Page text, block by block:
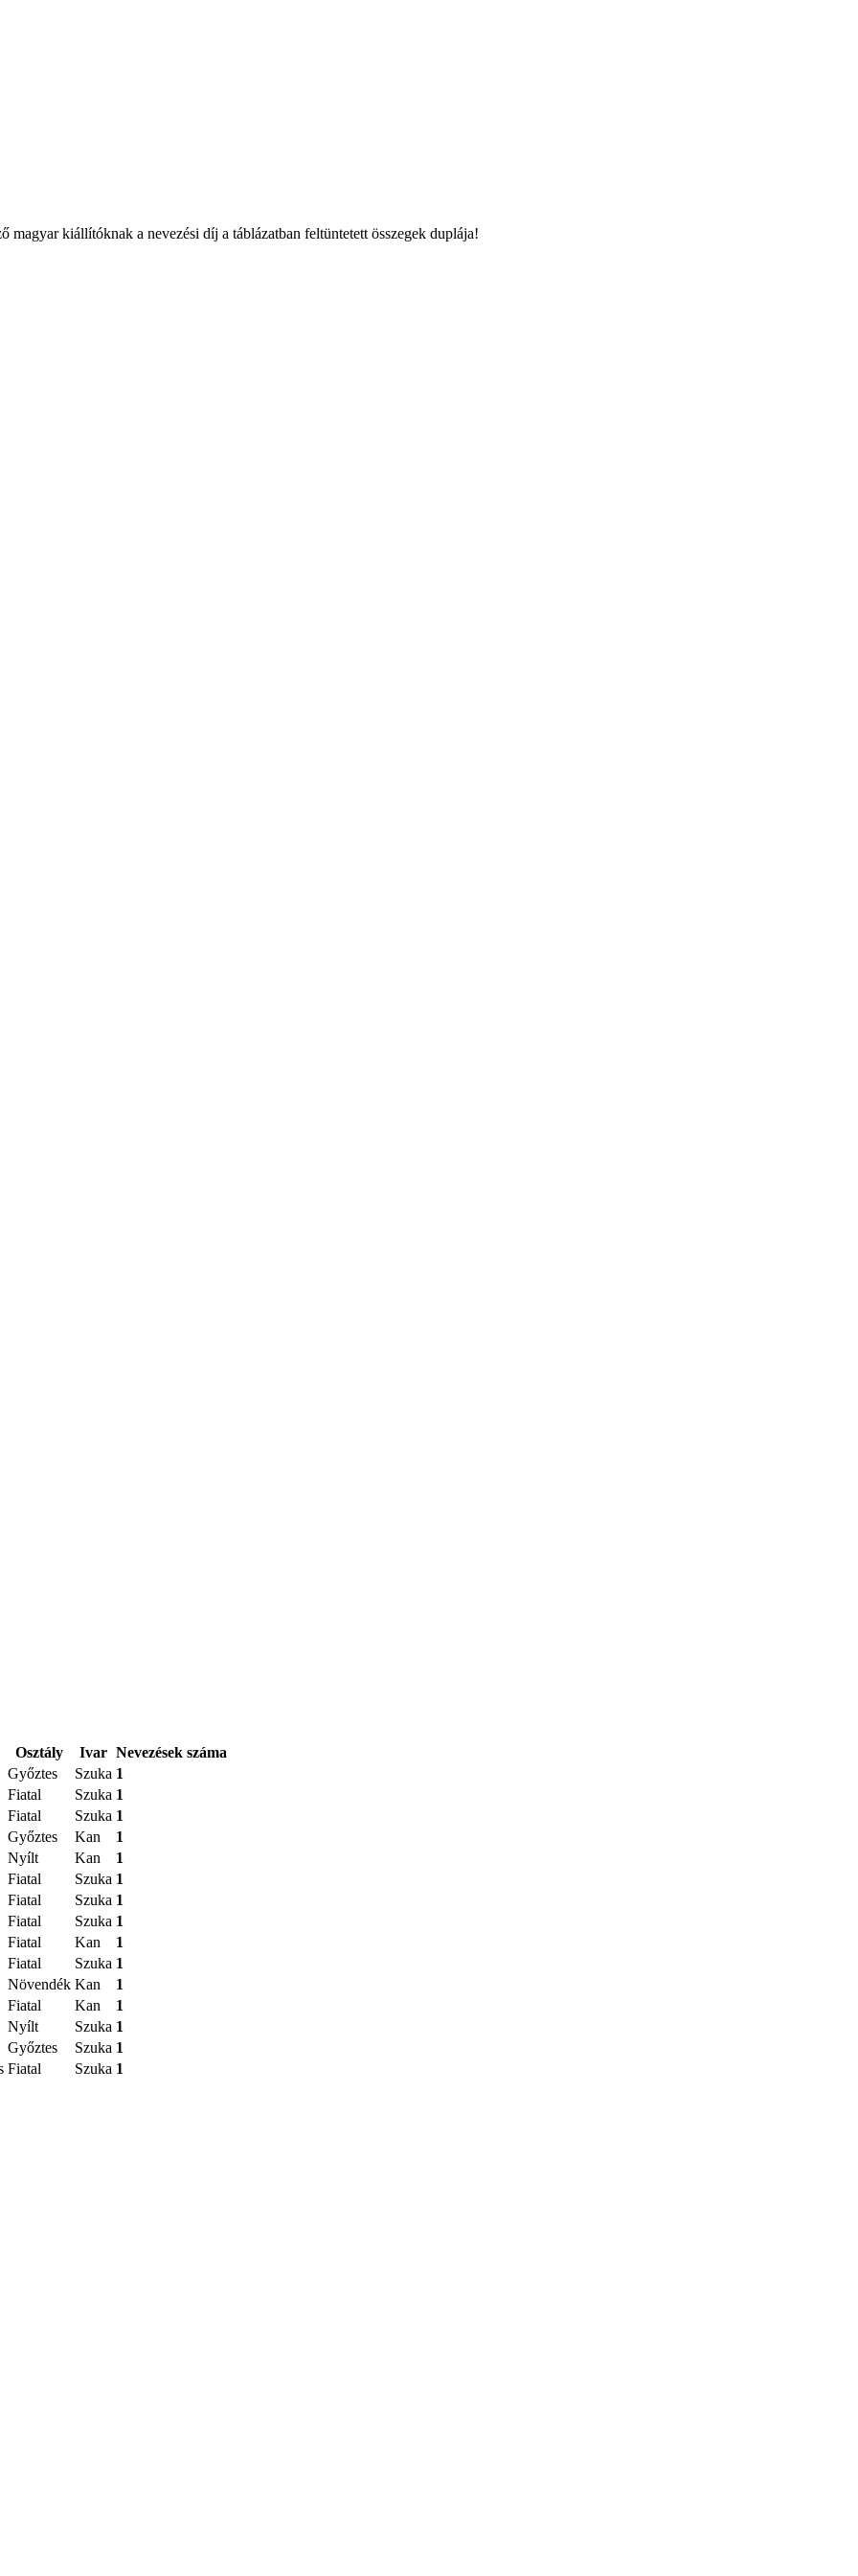
kiállítóknak a nevezési díj a táblázatban feltüntetett összegek duplája!
Osztály Ivar Nevezések száma
Győztes
Szuka 1
Fiatal
Szuka 1
Fiatal
Szuka 1
Győztes
Kan
1
Nyílt
Kan
1
Fiatal
Szuka 1
Fiatal
Szuka 1
Fiatal
Szuka 1
Fiatal
Kan
1
Fiatal
Szuka 1
Növendék Kan
1
Fiatal
Kan
1
Nyílt
Szuka 1
Győztes
Szuka 1
Fiatal Szuka 1